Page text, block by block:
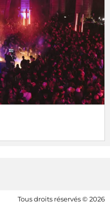
Tous droits réservés © 2026